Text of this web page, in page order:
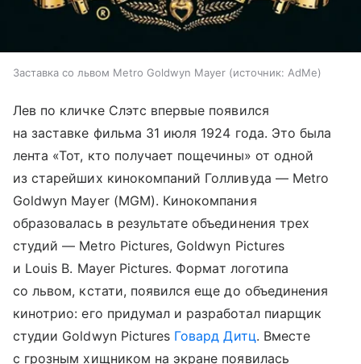
Заставка со львом Metro Goldwyn Mayer источник: AdMe
Лев по кличке Слэтс впервые появился
на заставке фильма 31 июля 1924 года. Это была
лента «Тот, кто получает пощечины» от одной
из старейших кинокомпаний Голливуда — Metro
Goldwyn Mayer (MGM). Кинокомпания
образовалась в результате объединения трех
студий — Metro Pictures, Goldwyn Pictures
и Louis B. Mayer Pictures. Формат логотипа
со львом, кстати, появился еще до объединения
кинотрио: его придумал и разработал пиарщик
студии Goldwyn Pictures Говард Дитц. Вместе
с грозным хищником на экране появилась